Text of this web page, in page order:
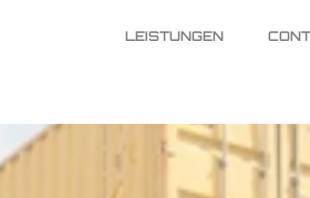
LEISTUNGEN